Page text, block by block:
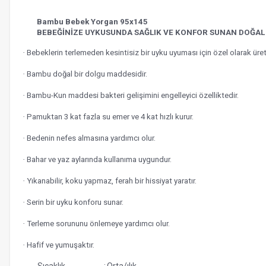
Bambu Bebek Yorgan 95x145
BEBEĞİNİZE UYKUSUNDA SAĞLIK VE KONFOR SUNAN
· Bebeklerin terlemeden kesintisiz bir uyku uyuması için özel olarak
· Bambu doğal bir dolgu maddesidir.
· Bambu-Kun maddesi bakteri gelişimini engelleyici özelliktedir.
· Pamuktan 3 kat fazla su emer ve 4 kat hızlı kurur.
· Bedenin nefes almasına yardımcı olur.
· Bahar ve yaz aylarında kullanıma uygundur.
· Yıkanabilir, koku yapmaz, ferah bir hissiyat yaratır.
· Serin bir uyku konforu sunar.
· Terleme sorununu önlemeye yardımcı olur.
· Hafif ve yumuşaktır.